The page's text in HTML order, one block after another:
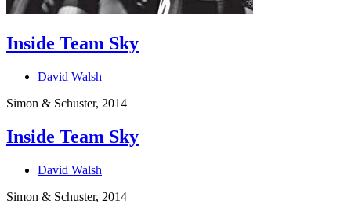
Inside Team Sky
David Walsh
Simon & Schuster, 2014
Inside Team Sky
David Walsh
Simon & Schuster, 2014